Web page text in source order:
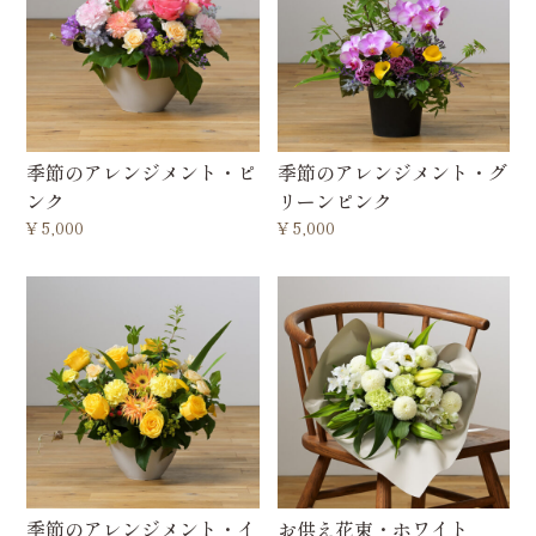
季節のアレンジメント・ピ
ンク
¥5,000
季節のアレンジメント・グ
リーンピンク
¥5,000
季節のアレンジメント・イ お供え花束・ホワイト